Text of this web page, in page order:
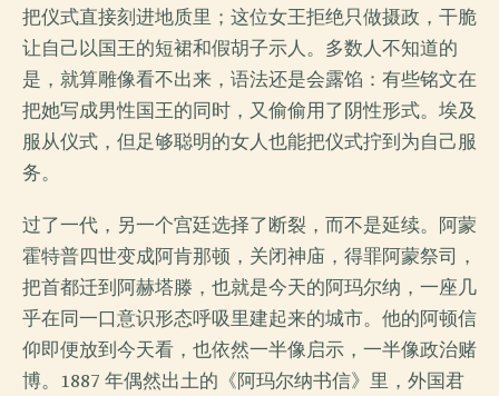
把仪式直接刻进地质里；这位女王拒绝只做摄政，干脆
让自己以国王的短裙和假胡子示人。多数人不知道的
是，就算雕像看不出来，语法还是会露馅：有些铭文在
把她写成男性国王的同时，又偷偷用了阴性形式。埃及
服从仪式，但足够聪明的女人也能把仪式拧到为自己服
务。
过了一代，另一个宫廷选择了断裂，而不是延续。阿蒙
霍特普四世变成阿肯那顿，关闭神庙，得罪阿蒙祭司，
把首都迁到阿赫塔滕，也就是今天的阿玛尔纳，一座几
乎在同一口意识形态呼吸里建起来的城市。他的阿顿信
仰即便放到今天看，也依然一半像启示，一半像政治赌
博。1887 年偶然出土的《阿玛尔纳书信》里，外国君